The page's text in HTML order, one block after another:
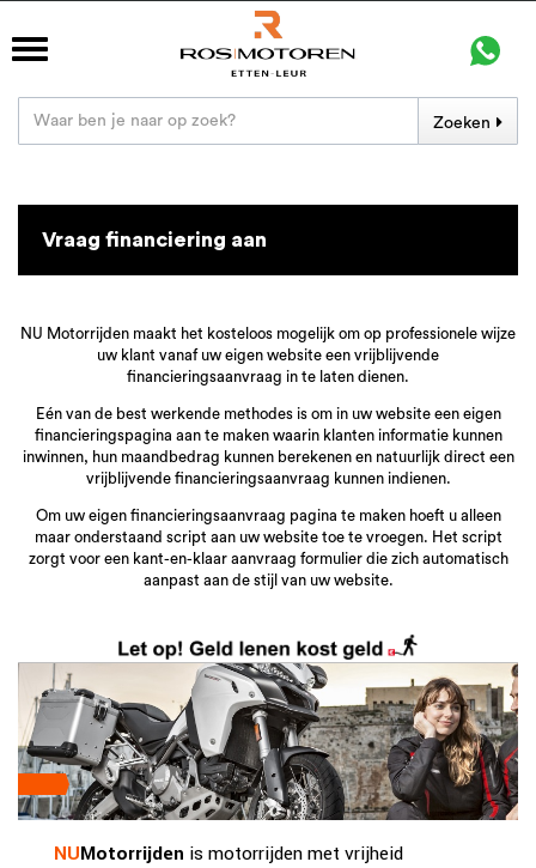
Zoeken
Vraag financiering aan
NU Motorrijden maakt het kosteloos mogelijk om op professionele wijze
uw klant vanaf uw eigen website een vrijblijvende
financieringsaanvraag in te laten dienen.
Eén van de best werkende methodes is om in uw website een eigen
financieringspagina aan te maken waarin klanten informatie kunnen
inwinnen, hun maandbedrag kunnen berekenen en natuurlijk direct een
vrijblijvende financieringsaanvraag kunnen indienen.
Om uw eigen financieringsaanvraag pagina te maken hoeft u alleen
maar onderstaand script aan uw website toe te vroegen. Het script
zorgt voor een kant-en-klaar aanvraag formulier die zich automatisch
aanpast aan de stijl van uw website.
NUMotorrijden is motorrijden met vrijheid